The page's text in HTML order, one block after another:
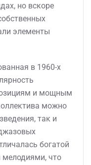
но вскоре
элементы
в 1960-х
и мощным
можно
так и
богатой
что